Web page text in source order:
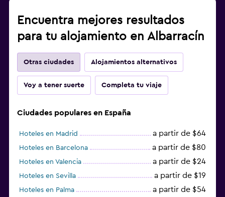
Encuentra mejores resultados
para tu alojamiento en Albarracín
Otras ciudades Alojamientos alternativos
Voy a tener suerte Completa tu viaje
Ciudades populares en España
Hoteles en Madrid a partir de $64
Hoteles en Barcelona a partir de $80
Hoteles en Valencia a partir de $24
Hoteles en Sevilla a partir de $19
Hoteles en Palma a partir de $54